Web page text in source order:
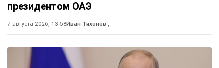
президентом ОАЭ
7 августа 2026, 13:58 Иван Тихонов ,